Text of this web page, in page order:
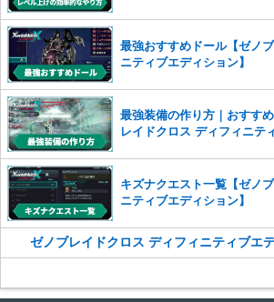
最強おすすめドール【ゼノ
ニティブエディション】
最強装備の作り方｜おすす
レイドクロス ディフィニテ
キズナクエスト一覧【ゼノ
ニティブエディション】
ゼノブレイドクロス ディフィニティブエ